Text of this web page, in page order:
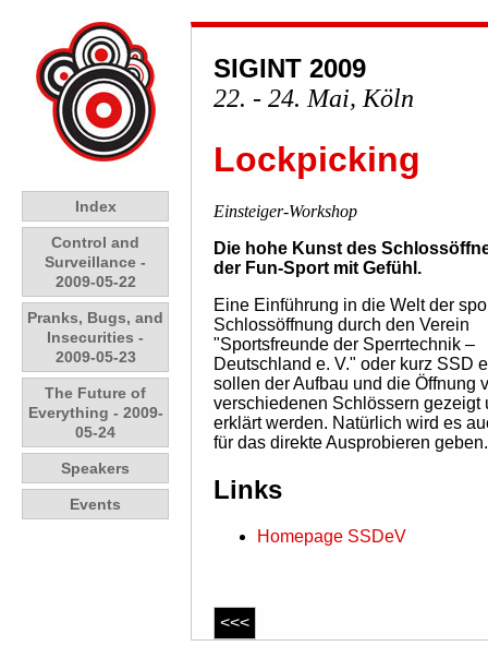
Index
Control and
Surveillance -
2009-05-22
Pranks, Bugs, and
Insecurities -
2009-05-23
The Future of
Everything - 2009-
05-24
Speakers
Events
SIGINT 2009
22. - 24. Mai, Köln
Lockpicking
Einsteiger-Workshop
Die hohe Kunst des
der Fun-Sport mit Gefühl.
Eine Einführung in die Welt der
Schlossöffnung durch den Verein
"Sportsfreunde der Sperrtechnik –
Deutschland e. V." oder kurz SSD
sollen der Aufbau und die Öffnung
verschiedenen Schlössern gezeigt
erklärt werden. Natürlich wird es
für das direkte Ausprobieren geben.
Links
Homepage SSDeV
<<<